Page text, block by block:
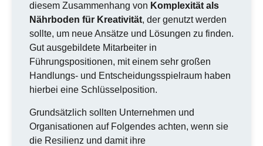
diesem Zusammenhang von Komplexität als
Nährboden für Kreativität, der genutzt werden
sollte, um neue Ansätze und Lösungen zu finden.
Gut ausgebildete Mitarbeiter in
Führungspositionen, mit einem sehr großen
Handlungs- und Entscheidungsspielraum haben
hierbei eine Schlüsselposition.
Grundsätzlich sollten Unternehmen und
Organisationen auf Folgendes achten, wenn sie
die Resilienz und damit ihre